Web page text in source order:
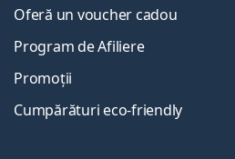
Oferă un voucher cadou
Program de Afiliere
Promoții
Cumpărături eco-friendly